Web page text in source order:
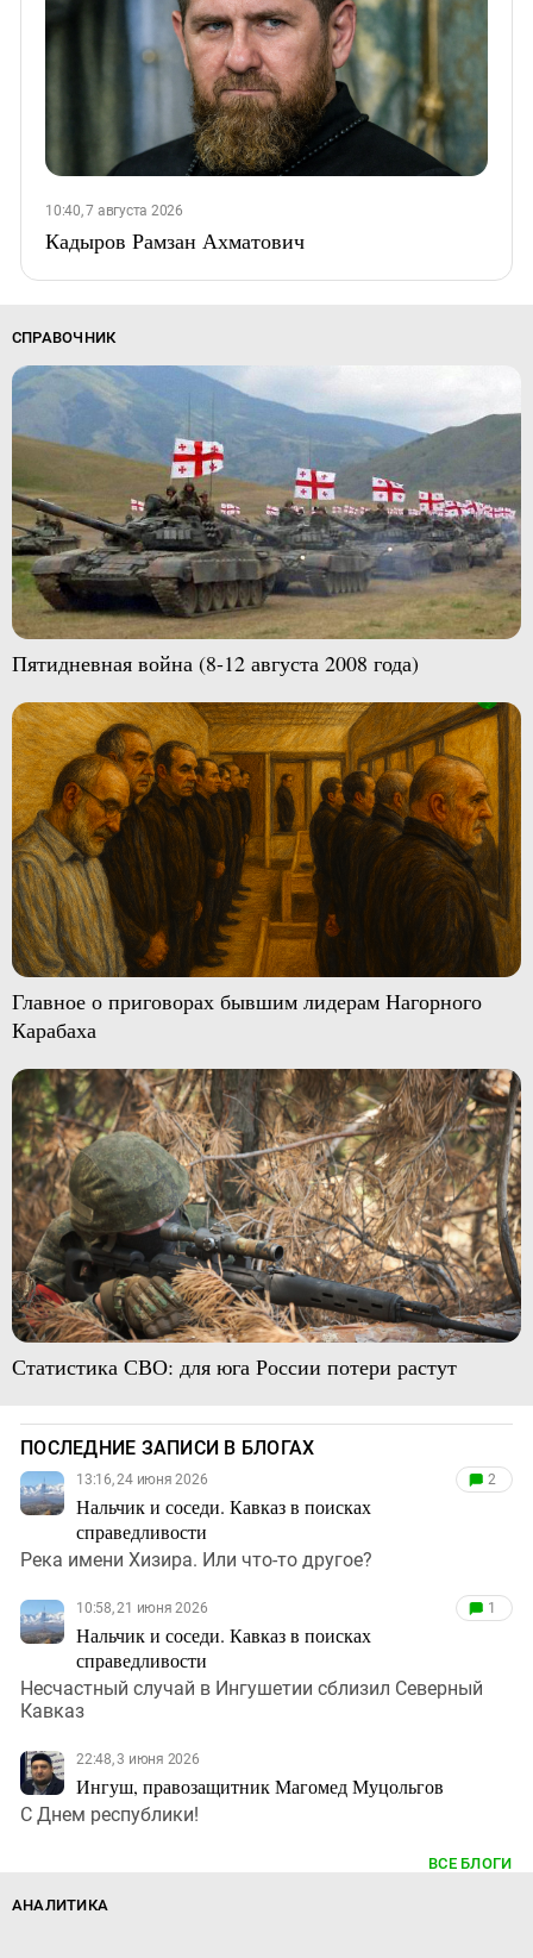
10:40, 7 августа 2026
Кадыров Рамзан Ахматович
СПРАВОЧНИК
Пятидневная война (8-12 августа 2008 года)
Главное о приговорах бывшим лидерам Нагорного
Карабаха
Статистика СВО: для юга России потери растут
ПОСЛЕДНИЕ ЗАПИСИ В БЛОГАХ
13:16, 24 июня 2026
Нальчик и соседи. Кавказ в поисках
справедливости
2
Река имени Хизира. Или что-то другое?
10:58, 21 июня 2026
Нальчик и соседи. Кавказ в поисках
справедливости
1
Несчастный случай в Ингушетии сблизил Северный
Кавказ
22:48, 3 июня 2026
Ингуш, правозащитник Магомед Муцольгов
С Днем республики!
ВСЕ БЛОГИ
АНАЛИТИКА